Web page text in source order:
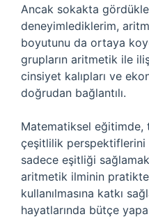
Ancak sokakta
deneyimlediklerim,
boyutunu da ortaya
grupların aritmetik ile
cinsiyet kalıpları ve
doğrudan bağlantılı.
Matematiksel
çeşitlilik perspektiflerini
sadece eşitliği
aritmetik ilminin
kullanılmasına katkı
hayatlarında bütçe